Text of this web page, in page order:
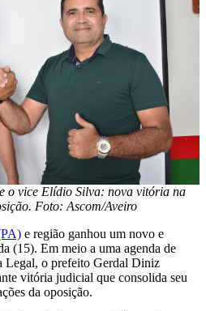
o vice Elídio Silva: nova vitória na
Foto: Ascom/Aveiro
e região ganhou um novo e
(15). Em meio a uma agenda de
Legal, o prefeito Gerdal Diniz
vitória judicial que consolida seu
da oposição.